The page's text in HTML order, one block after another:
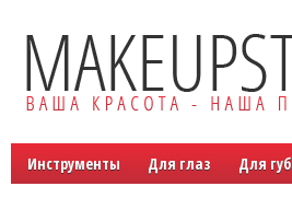
Инструменты Для глаз Для губ